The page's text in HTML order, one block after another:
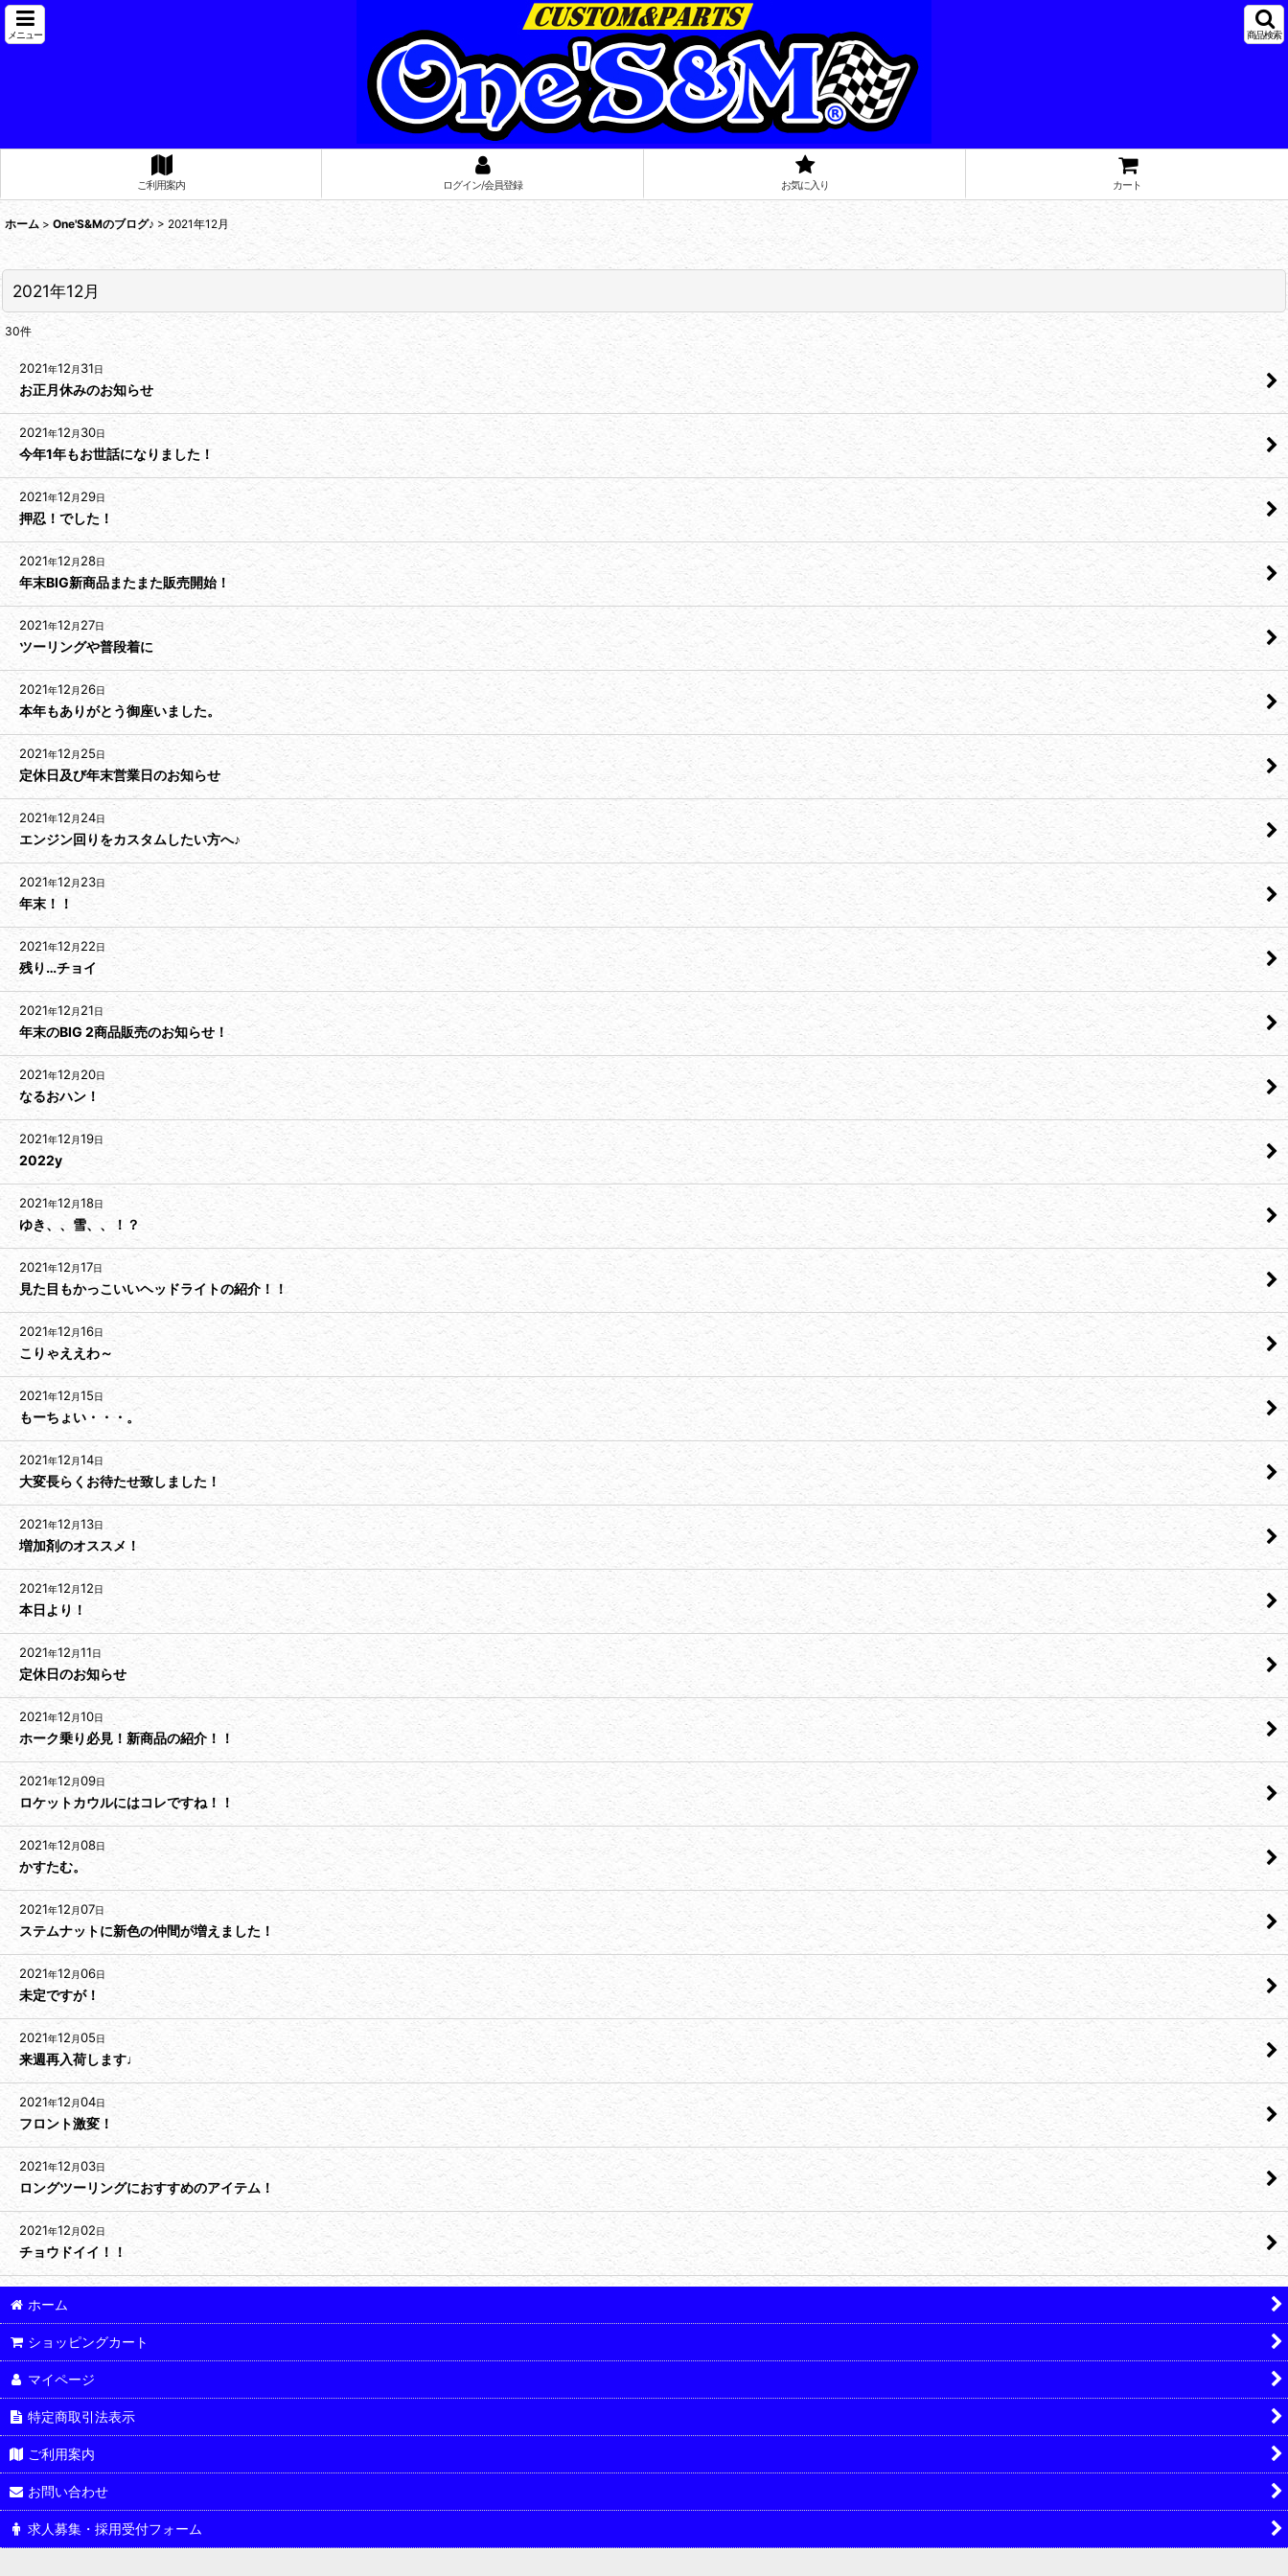
メニュー 商品検索
ご利用案内 ログイン/会員登録 お気に入り カート
ホーム > One'S&Mのブログ♪ > 2021年12月
2021年12月
30件
2021年12 月 31日
お正月休みのお知らせ
2021年12 月 30日
今年1年もお世話になりました！
2021年12 月 29日
押忍！でした！
2021年12 月 28日
年末BIG新商品またまた販売開始！
2021年12 月 27日
ツーリングや普段着に
2021年12月 26日
本年もありがとう御座いました。
2021年12 月 25日
定休日及び年末営業日のお知らせ
2021年12 月 24日
エンジン回りをカスタムしたい方へ♪
2021年12 月 23日
年末！！
2021年12 月 22日
残り…チョイ
2021年12 月 21日
年末のBIG 2商品販売のお知らせ！
2021年12 月 20日
なるおハン！
2021年12 月19日
2022y
2021年12 月18日
ゆき、、雪、、！？
2021年12 月17日
見た目もかっこいいヘッドライトの紹介！！
2021年12 月16日
こりゃええわ～
2021年12 月15日
もーちょい・・・。
2021年12月14日
大変長らくお待たせ致しました！
2021年12 月13日
増加剤のオススメ！
2021年12 月12日
本日より！
2021年12 月11日
定休日のお知らせ
2021年12 月10日
ホーク乗り必見！新商品の紹介！！
2021年12 月09日
ロケットカウルにはコレですね！！
2021年12 月08日
かすたむ。
2021年12 月07日
ステムナットに新色の仲間が増えました！
2021年12 月06日
未定ですが！
2021年12 月05日
来週再入荷します♩
2021年12 月04日
フロント激変！
2021年12 月03日
ロングツーリングにおすすめのアイテム！
2021年12 月02日
チョウドイイ！！
ホーム
ショッピングカート
マイページ
特定商取引法表示
ご利用案内
お問い合わせ
求人募集・採用受付フォーム